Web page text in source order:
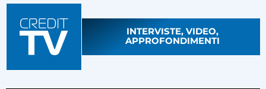
INTERVISTE, VIDEO,
APPROFONDIMENTI